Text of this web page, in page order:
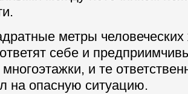
метры
себе и
и те
на опасную ситуацию.